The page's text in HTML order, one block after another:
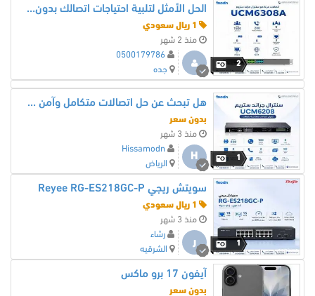
2
الحل الأمثل لتلبية احتياجات اتصالك بدون تكاليف إضافية!
منذ 2 شهر
0500179786
جده
1
هل تبحث عن حل اتصالات متكامل وآمن لشركتك؟ اكتشف كفاءة سنترال جراند ستريم UCM6208
بدون سعر
منذ 3 شهر
H
Hissamodn
الرياض
1
سويتش ريجي Reyee RG-ES218GC-P
منذ 3 شهر
ر
رشاء
الشرقيه
آيفون 17 برو ماكس
بدون سعر